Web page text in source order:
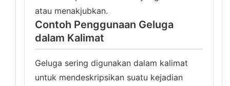
atau menakjubkan.
Contoh Penggunaan Geluga
dalam Kalimat
Geluga sering digunakan dalam kalimat
untuk mendeskripsikan suatu kejadian